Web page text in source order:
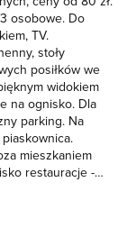
osobowe. Do
TV.
stoły
posiłków we
widokiem
na ognisko. Dla
parking. Na
mieszkaniem
restauracje -
sąsiedzkie,